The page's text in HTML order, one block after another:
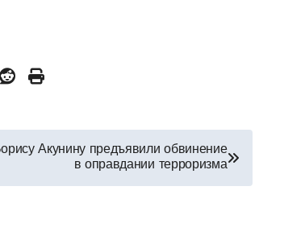
Акунину предъявили обвинение
в оправдании терроризма